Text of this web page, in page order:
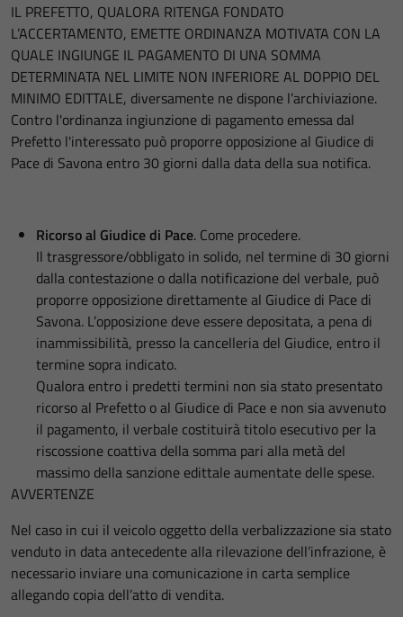
IL PREFETTO, QUALORA RITENGA FONDATO
L’ACCERTAMENTO, EMETTE ORDINANZA MOTIVATA CON LA
QUALE INGIUNGE IL PAGAMENTO DI UNA SOMMA
DETERMINATA NEL LIMITE NON INFERIORE AL DOPPIO DEL
MINIMO EDITTALE, diversamente ne dispone l’archiviazione.
Contro l'ordinanza ingiunzione di pagamento emessa dal
Prefetto l'interessato può proporre opposizione al Giudice di
Pace di Savona entro 30 giorni dalla data della sua notifica.
Ricorso al Giudice di Pace. Come procedere.
Il trasgressore/obbligato in solido, nel termine di 30 giorni
dalla contestazione o dalla notificazione del verbale, può
proporre opposizione direttamente al Giudice di Pace di
Savona. L’opposizione deve essere depositata, a pena di
inammissibilità, presso la cancelleria del Giudice, entro il
termine sopra indicato.
Qualora entro i predetti termini non sia stato presentato
ricorso al Prefetto o al Giudice di Pace e non sia avvenuto
il pagamento, il verbale costituirà titolo esecutivo per la
riscossione coattiva della somma pari alla metà del
massimo della sanzione edittale aumentate delle spese.
AVVERTENZE
Nel caso in cui il veicolo oggetto della verbalizzazione sia stato
venduto in data antecedente alla rilevazione dell’infrazione, è
necessario inviare una comunicazione in carta semplice
allegando copia dell’atto di vendita.